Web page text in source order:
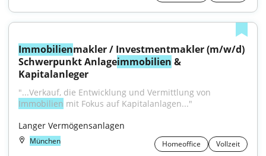
Immobilienmakler / Investmentmakler (m/w/d)
Schwerpunkt Anlageimmobilien &
Kapitalanleger
Immobilien mit Fokus auf Kapitalanlagen..."
Langer Vermögensanlagen
München Homeoffice Vollzeit